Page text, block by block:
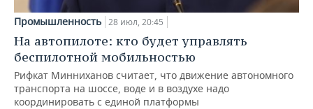
Промышленность 28 июл, 20:45
На автопилоте: кто будет управлять
беспилотной мобильностью
Рифкат Минниханов считает, что движение автономного
транспорта на шоссе, воде и в воздухе надо
координировать с единой платформы